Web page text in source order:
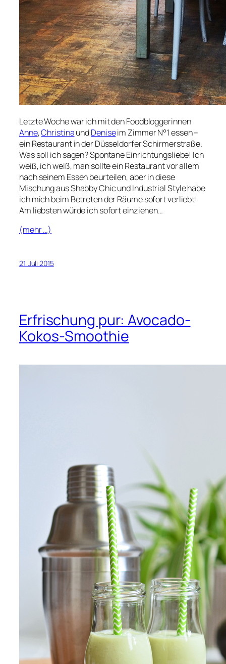
Letzte Woche war ich mit den Foodbloggerinnen
Anne,ChristinaundDeniseim Zimmer N°1 essen –
ein Restaurant in der Düsseldorfer Schirmerstraße.
Was soll ich sagen? Spontane Einrichtungsliebe! Ich
weiß, ich weiß, man sollte ein Restaurant vor allem
nach seinem Essen beurteilen, aber in diese
Mischung aus Shabby Chic und Industrial Style habe
ich mich beim Betreten der Räume sofort verliebt!
Am liebsten würde ich sofort einziehen…
(mehr …)
21. Juli 2015
Erfrischung pur: Avocado-
Kokos-Smoothie